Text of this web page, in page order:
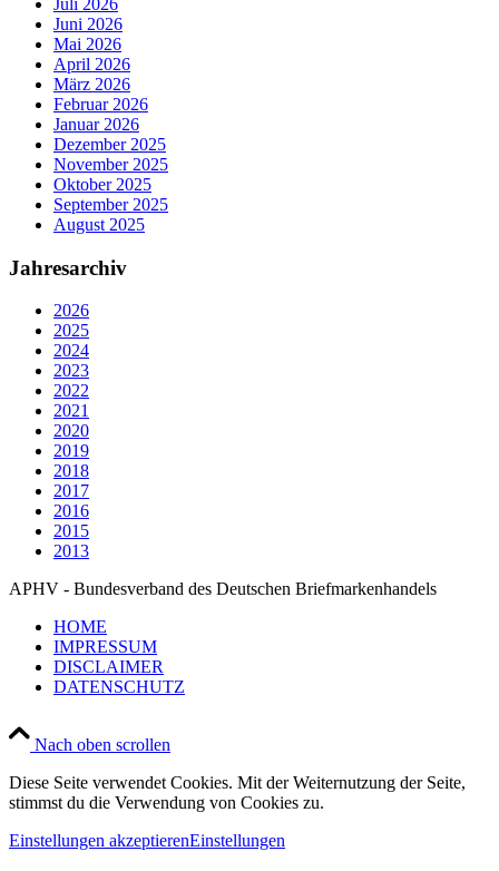
Juli 2026
Juni 2026
Mai 2026
April 2026
März 2026
Februar 2026
Januar 2026
Dezember 2025
November 2025
Oktober 2025
September 2025
August 2025
Jahresarchiv
2026
2025
2024
2023
2022
2021
2020
2019
2018
2017
2016
2015
2013
APHV - Bundesverband des Deutschen Briefmarkenhandels
HOME
IMPRESSUM
DISCLAIMER
DATENSCHUTZ
Nach oben scrollen
Diese Seite verwendet Cookies. Mit der Weiternutzung der Seite,
stimmst du die Verwendung von Cookies zu.
Einstellungen akzeptierenEinstellungen